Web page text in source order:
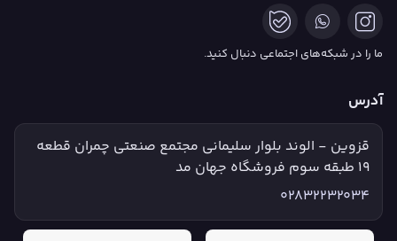
ما را در شبکه‌های اجتماعی دنبال کنید.
آدرس
قزوین - الوند بلوار سلیمانی مجتمع صنعتی چمران قطعه
۱۹ طبقه سوم فروشگاه جهان مد
02832232034